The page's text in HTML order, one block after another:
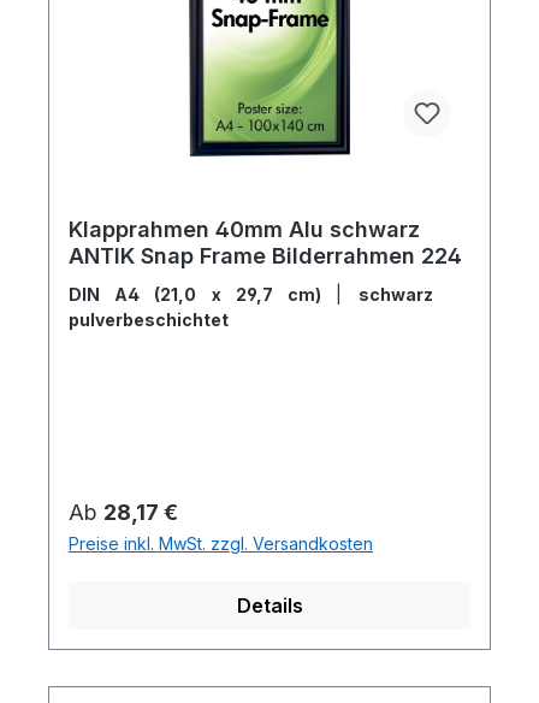
Klapprahmen 40mm Alu schwarz
ANTIK Snap Frame Bilderrahmen 224
DIN A4 (21,0 x 29,7 cm)
schwarz
pulverbeschichtet
Regulärer Preis:
Ab 28,17 €
Preise inkl. MwSt. zzgl. Versandkosten
Details